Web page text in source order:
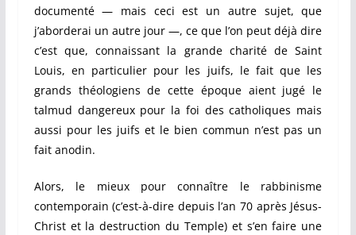
documenté — mais ceci est un autre sujet, que
j’aborderai un autre jour —, ce que l’on peut déjà dire
c’est que, connaissant la grande charité de Saint
Louis, en particulier pour les juifs, le fait que les
grands théologiens de cette époque aient jugé le
talmud dangereux pour la foi des catholiques mais
aussi pour les juifs et le bien commun n’est pas un
fait anodin.
Alors, le mieux pour connaître le rabbinisme
contemporain (c’est-à-dire depuis l’an 70 après Jésus-
Christ et la destruction du Temple) et s’en faire une